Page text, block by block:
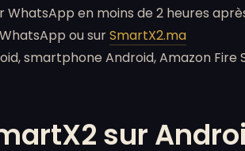
WhatsApp en moins de 2 heures
ou surSmartX2.ma
smartphone Android, Amazon Fire
sur